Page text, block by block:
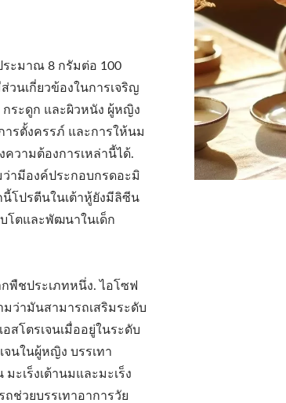
ะมาณ 8 กรัมต่อ 100
วนเกี่ยวข้องในการเจริญ
กระดูก และผิวหนัง ผู้หญิง
รตั้งครรภ์ และการให้นม
วามต้องการเหล่านี้ได้.
ามีองค์ประกอบกรดอะมิ
โปรตีนในเต้าหู้ยังมีลิซีน
โตและพัฒนาในเด็ก
พืชประเภทหนึ่ง. ไอโซฟ
ว่ามันสามารถเสริมระดับ
สโตรเจนเมื่ออยู่ในระดับ
จนในผู้หญิง บรรเทา
ะเร็งเต้านมและมะเร็ง
ช่วยบรรเทาอาการวัย